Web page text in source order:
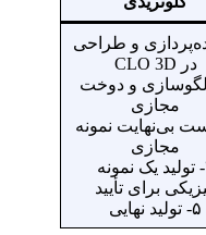
و طراحی
در CLO 3D
و دوخت
مجازی
بی‌نهایت نمونه
مجازی
۴- تولید یک نمونه
برای تأیید
۵- تولید نهایی